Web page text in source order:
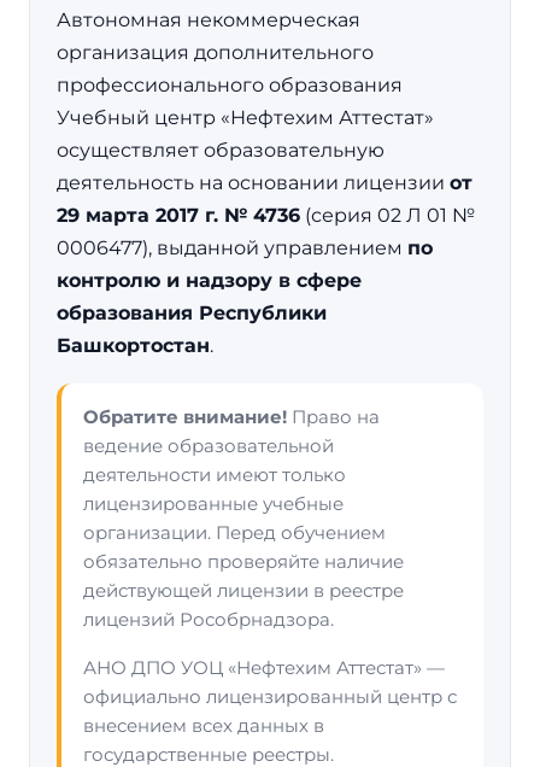
Автономная некоммерческая
организация дополнительного
профессионального образования
Учебный центр «Нефтехим Аттестат»
осуществляет образовательную
деятельность на основании лицензии от
29 марта 2017 г. № 4736 (серия 02 Л 01 №
0006477), выданной управлением по
контролю и надзору в сфере
образования Республики
Башкортостан.
Обратите внимание! Право на
ведение образовательной
деятельности имеют только
лицензированные учебные
организации. Перед обучением
обязательно проверяйте наличие
действующей лицензии в реестре
лицензий Рособрнадзора.
АНО ДПО УОЦ «Нефтехим Аттестат» —
официально лицензированный центр с
внесением всех данных в
государственные реестры.